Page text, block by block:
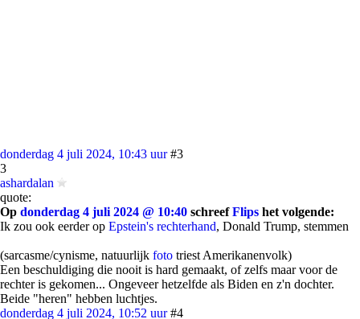
donderdag 4 juli 2024, 10:43 uur #3
3
ashardalan
quote:
Op donderdag 4 juli 2024 @ 10:40 schreefFlips het volgende:
Ik zou ook eerder op Epstein's rechterhand, Donald Trump, stemmen
(sarcasme/cynisme, natuurlijk foto triest Amerikanenvolk)
Een beschuldiging die nooit is hard gemaakt, of zelfs maar voor de
rechter is gekomen... Ongeveer hetzelfde als Biden en z'n dochter.
Beide "heren" hebben luchtjes.
donderdag 4 juli 2024, 10:52 uur #4